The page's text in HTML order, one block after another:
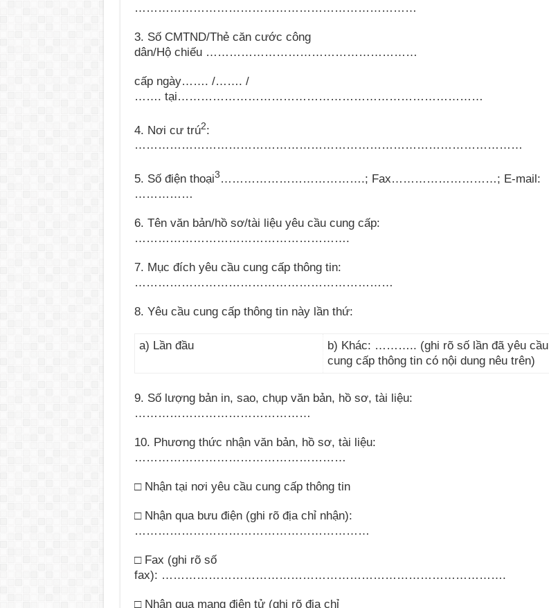
………………………………………………………………
3. Số CMTND/Thẻ căn cước công
dân/Hộ chiếu ………………………………………………
cấp ngày……. /……. /
……. tại……………………………………………………………………
4. Nơi cư trú2:
………………………………………………………………………………………
5. Số điện thoại3……………………………….; Fax………………………; E-mail:
……………
6. Tên văn bản/hồ sơ/tài liệu yêu cầu cung cấp:
……………………………………………….
7. Mục đích yêu cầu cung cấp thông tin:
…………………………………………………………
8. Yêu cầu cung cấp thông tin này lần thứ:
a) Lần đầu b) Khác: ……….. (ghi rõ số lần đã yêu cầu
cung cấp thông tin có nội dung nêu trên)
9. Số lượng bản in, sao, chụp văn bản, hồ sơ, tài liệu:
………………………………………
10. Phương thức nhận văn bản, hồ sơ, tài liệu:
………………………………………………
□ Nhận tại nơi yêu cầu cung cấp thông tin
□ Nhận qua bưu điện (ghi rõ địa chỉ nhận):
……………………………………………………
□ Fax (ghi rõ số
fax): …………………………………………………………………………….
□ Nhận qua mạng điện tử (ghi rõ địa chỉ